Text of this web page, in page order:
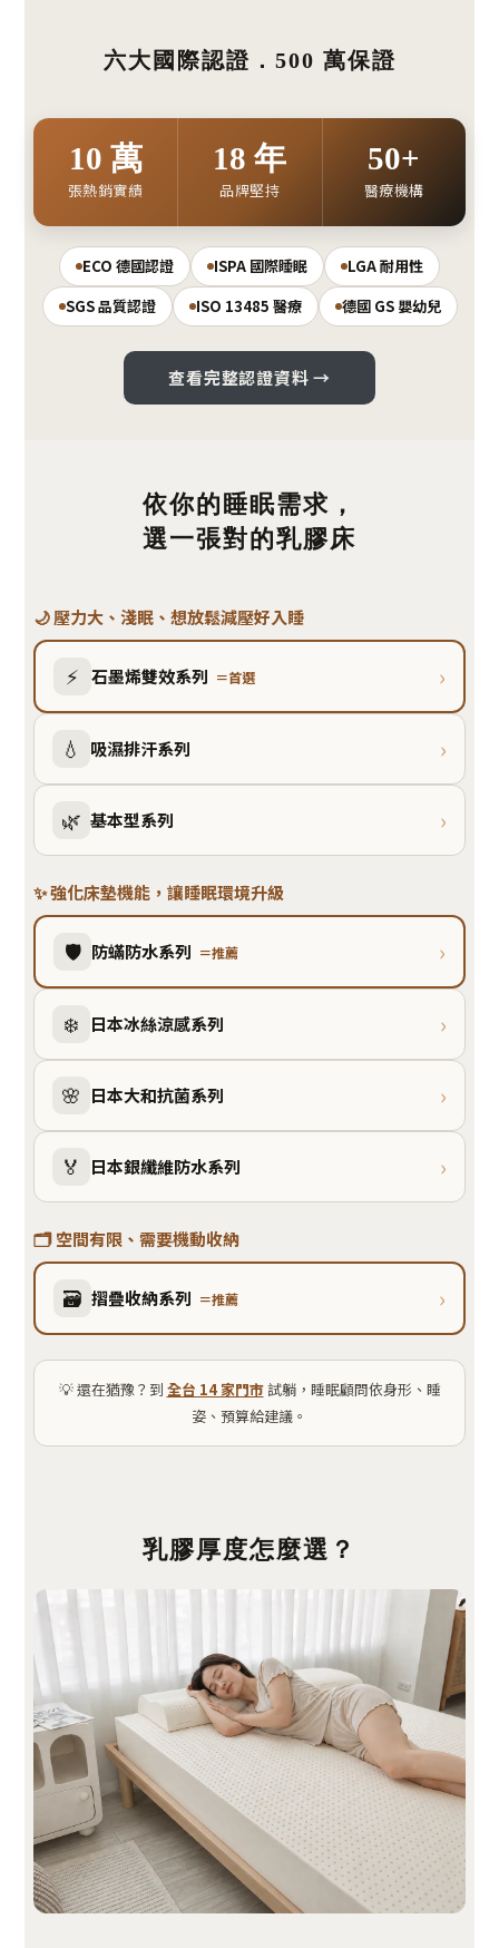
六大國際認證．500 萬保證
10 萬
張熱銷實績
18 年
品牌堅持
50+
醫療機構
ECO 德國認證 ISPA 國際睡眠
LGA 耐用性
SGS 品質認證
ISO 13485 醫療 德國 GS 嬰幼兒
查看完整認證資料 →
依你的睡眠需求，
選一張對的乳膠床
🌙 壓力大、淺眠、想放鬆減壓好入睡
⚡ 石墨烯雙效系列 ＝首選 ›
💧 吸濕排汗系列 ›
🌿 基本型系列 ›
✨ 強化床墊機能，讓睡眠環境升級
🛡️ 防蟎防水系列 ＝推薦 ›
❄️ 日本冰絲涼感系列 ›
🌸 日本大和抗菌系列 ›
🏅 日本銀纖維防水系列 ›
🗂️ 空間有限、需要機動收納
🗃️ 摺疊收納系列 ＝推薦 ›
💡 還在猶豫？到 全台 14 家門市試躺，睡眠顧問依身形、睡
姿、預算給建議。
乳膠厚度怎麼選？